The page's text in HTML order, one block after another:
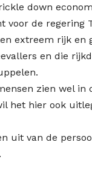
down
voor de regering
extreem rijk en
en die
zien wel in
het hier ook
uit van de